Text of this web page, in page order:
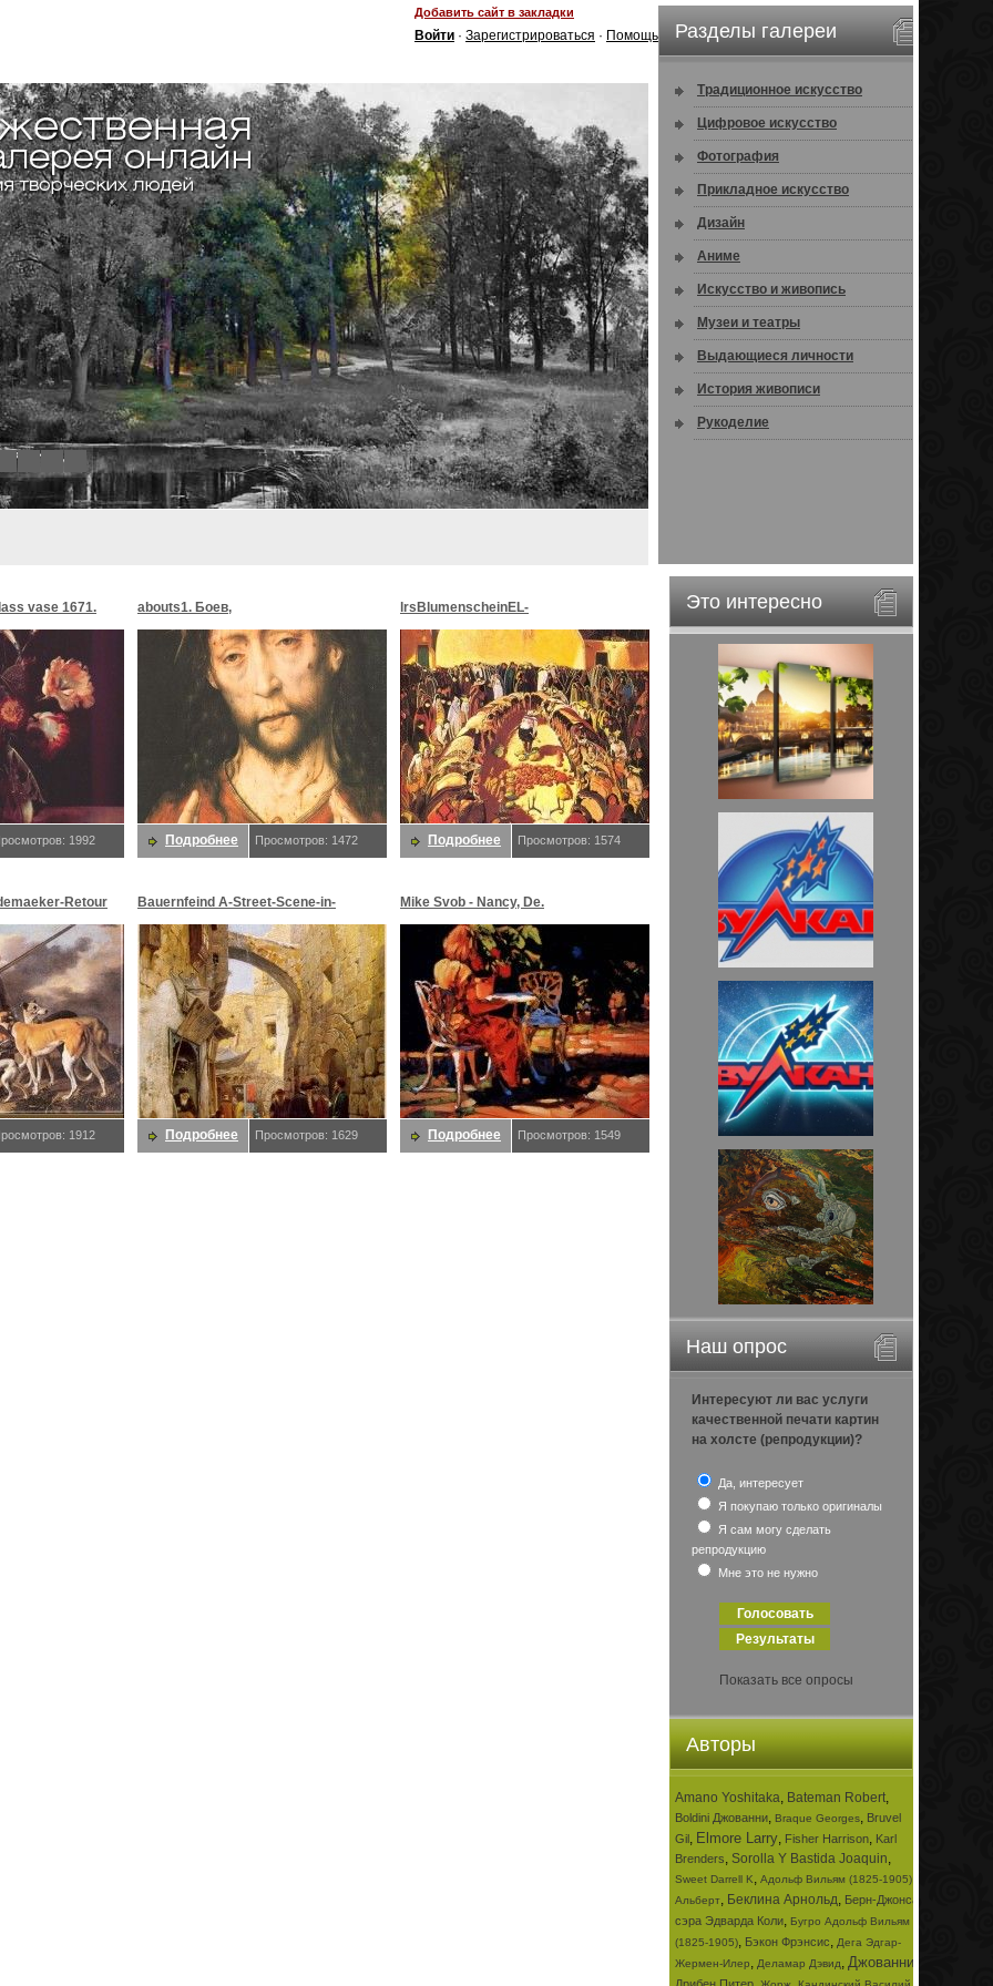
Добавить сайт в закладки
Войти · Зарегистрироваться · Помощь
8
Разделы галереи
Традиционное искусство
Цифровое искусство
Фотография
Прикладное искусство
Дизайн
Аниме
Искусство и живопись
Музеи и театры
Выдающиеся личности
История живописи
Рукоделие
Это интересно
Наш опрос
Интересуют ли вас услуги
качественной печати картин
на холсте (репродукции)?
Да, интересует
Я покупаю только оригиналы
Я сам могу сделать
репродукцию
Мне это не нужно
Показать все опросы
Авторы
Amano Yoshitaka, Bateman Robert,
Boldini Джованни, Braque Georges, Bruvel
Gil, Elmore Larry, Fisher Harrison, Karl
Brenders, Sorolla Y Bastida Joaquin,
Sweet Darrell K, Адольф Вильям (1825-1905)
Альберт, Беклина Арнольд, Берн-Джонса
сэра Эдварда Коли, Бугро Адольф Вильям
(1825-1905), Бэкон Фрэнсис, Дега Эдгар-
Жермен-Илер, Деламар Дэвид, Джованни
vase 1671.
1992
abouts1. Боев,
Подробнее Просмотров: 1472
lrsBlumenscheinEL-
MoonMorningstar&EveStar.
Blumenschein,
Подробнее Просмотров: 1574
Retour
1912
Bauernfeind A-Street-Scene-in-
Jerusalem-sj. Bauernfeind,
Подробнее Просмотров: 1629
Mike Svob - Nancy, De.
Подробнее Просмотров: 1549